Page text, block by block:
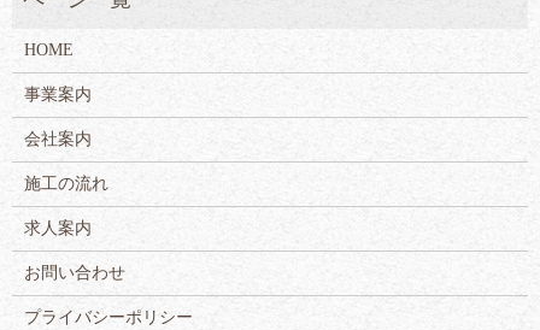
HOME
事業案内
会社案内
施工の流れ
求人案内
お問い合わせ
プライバシーポリシー